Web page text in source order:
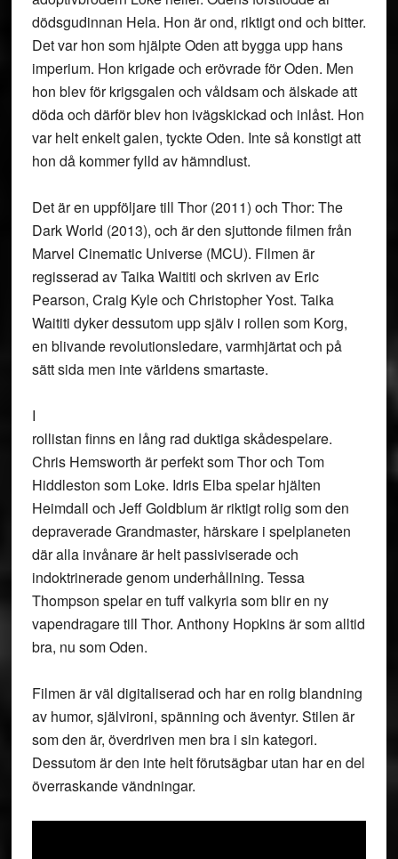
dödsgudinnan Hela. Hon är ond, riktigt ond och bitter.
Det var hon som hjälpte Oden att bygga upp hans
imperium. Hon krigade och erövrade för Oden. Men
hon blev för krigsgalen och våldsam och älskade att
döda och därför blev hon ivägskickad och inlåst. Hon
var helt enkelt galen, tyckte Oden. Inte så konstigt att
hon då kommer fylld av hämndlust.
Det är en uppföljare till Thor (2011) och Thor: The
Dark World (2013), och är den sjuttonde filmen från
Marvel Cinematic Universe (MCU). Filmen är
regisserad av Taika Waititi och skriven av Eric
Pearson, Craig Kyle och Christopher Yost. Taika
Waititi dyker dessutom upp själv i rollen som Korg,
en blivande revolutionsledare, varmhjärtat och på
sätt sida men inte världens smartaste.
I
rollistan finns en lång rad duktiga skådespelare.
Chris Hemsworth är perfekt som Thor och Tom
Hiddleston som Loke. Idris Elba spelar hjälten
Heimdall och Jeff Goldblum är riktigt rolig som den
depraverade Grandmaster, härskare i spelplaneten
där alla invånare är helt passiviserade och
indoktrinerade genom underhållning. Tessa
Thompson spelar en tuff valkyria som blir en ny
vapendragare till Thor. Anthony Hopkins är som alltid
bra, nu som Oden.
Filmen är väl digitaliserad och har en rolig blandning
av humor, självironi, spänning och äventyr. Stilen är
som den är, överdriven men bra i sin kategori.
Dessutom är den inte helt förutsägbar utan har en del
överraskande vändningar.